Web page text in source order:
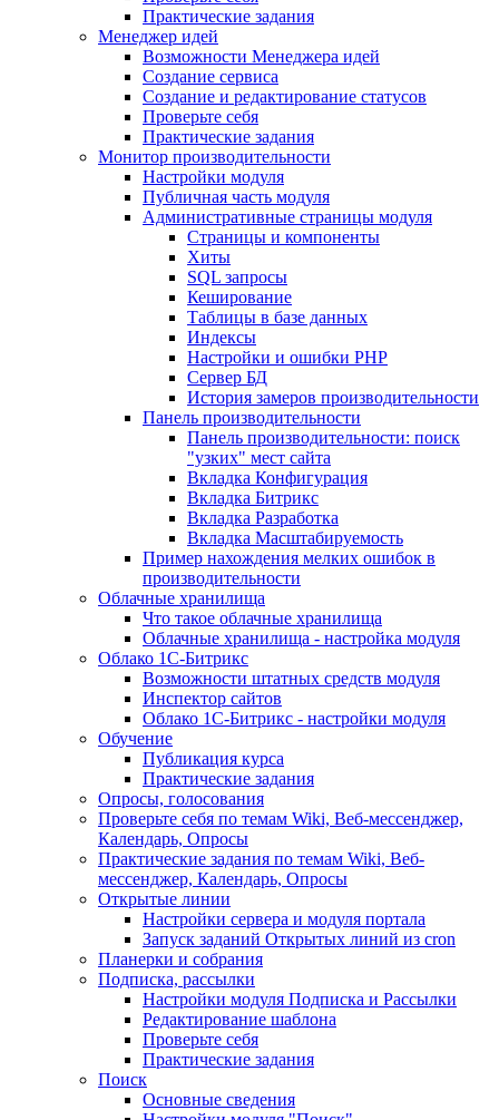
Практические задания
Менеджер идей
Возможности Менеджера идей
Создание сервиса
Создание и редактирование статусов
Проверьте себя
Практические задания
Монитор производительности
Настройки модуля
Публичная часть модуля
Административные страницы модуля
Страницы и компоненты
Хиты
SQL запросы
Кеширование
Таблицы в базе данных
Индексы
Настройки и ошибки PHP
Сервер БД
История замеров производительности
Панель производительности
Панель производительности: поиск
"узких" мест сайта
Вкладка Конфигурация
Вкладка Битрикс
Вкладка Разработка
Вкладка Масштабируемость
Пример нахождения мелких ошибок в
производительности
Облачные хранилища
Что такое облачные хранилища
Облачные хранилища - настройка модуля
Облако 1С-Битрикс
Возможности штатных средств модуля
Инспектор сайтов
Облако 1С-Битрикс - настройки модуля
Обучение
Публикация курса
Практические задания
Опросы, голосования
Проверьте себя по темам Wiki, Веб-мессенджер,
Календарь, Опросы
Практические задания по темам Wiki, Веб-
мессенджер, Календарь, Опросы
Открытые линии
Настройки сервера и модуля портала
Запуск заданий Открытых линий из cron
Планерки и собрания
Подписка, рассылки
Настройки модуля Подписка и Рассылки
Редактирование шаблона
Проверьте себя
Практические задания
Поиск
Основные сведения